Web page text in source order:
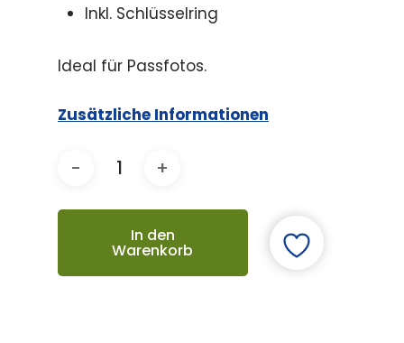
Inkl. Schlüsselring
Ideal für Passfotos.
Zusätzliche Informationen
In den
Warenkorb